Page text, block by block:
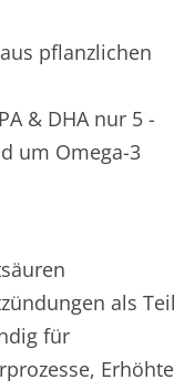
pflanzlichen
& DHA nur 5 -
um Omega-3
als Teil
für
Erhöhte